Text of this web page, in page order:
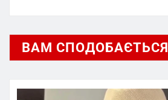
ВАМ СПОДОБАЄТЬСЯ